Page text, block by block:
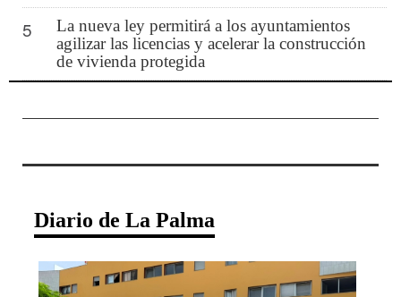
5
La nueva ley permitirá a los ayuntamientos
agilizar las licencias y acelerar la construcción
de vivienda protegida
Diario de La Palma